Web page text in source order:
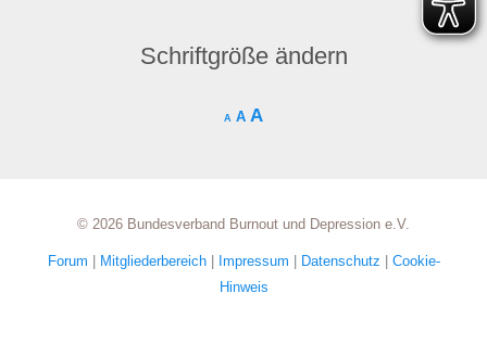
Schriftgröße ändern
A A A
© 2026 Bundesverband Burnout und Depression e.V.
Forum | Mitgliederbereich | Impressum | Datenschutz | Cookie-
Hinweis